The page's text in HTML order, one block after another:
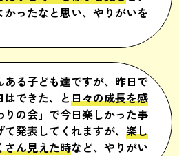
かったなと思い、やりがいを
ある子ども達ですが、昨日で
できた、と日々の成長を感
りの会」で今日楽しかった事
発表してくれますが、 楽し
さん見えた時など、やりがい